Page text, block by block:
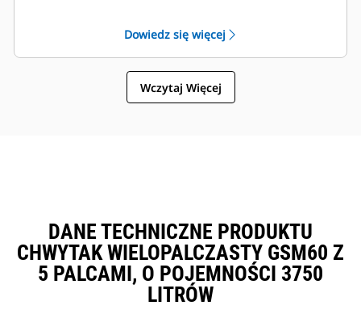
przemieszczanie materiałów.
Dowiedz się więcej
Wczytaj Więcej
DANE TECHNICZNE PRODUKTU
CHWYTAK WIELOPALCZASTY GSM60 Z
5 PALCAMI, O POJEMNOŚCI 3750
LITRÓW